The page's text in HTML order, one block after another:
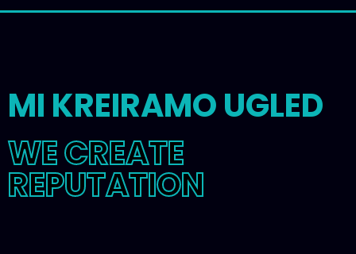
MI KREIRAMO UGLED
WE CREATE
REPUTATION